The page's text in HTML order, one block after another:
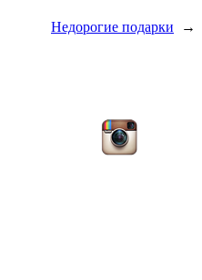
Недорогие подарки →